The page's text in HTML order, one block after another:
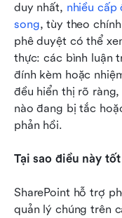
duy nhất, nhiều cấp
song, tùy theo
phê duyệt có thể
thực: các bình luận
đính kèm hoặc
đều hiển thị rõ
nào đang bị tắc
phản hồi.
Tại sao điều này
SharePoint hỗ trợ
quản lý chúng trên